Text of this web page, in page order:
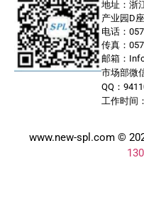
地址：浙
产业园D
电话：
传真：
邮箱：
市场部微
QQ：
工作时间
www.new-spl.com ©